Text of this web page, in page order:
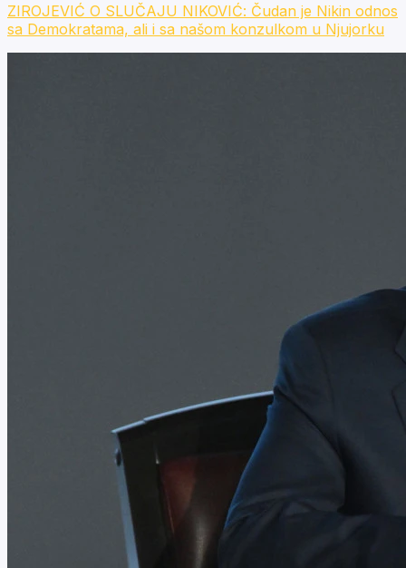
ZIROJEVIĆ O SLUČAJU NIKOVIĆ: Čudan je Nikin odnos
sa Demokratama, ali i sa našom konzulkom u Njujorku